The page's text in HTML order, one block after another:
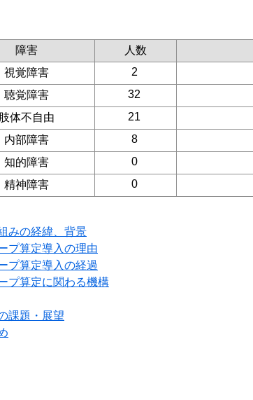
障害
人数
視覚障害
2
聴覚障害
32
肢体不自由
21
内部障害
8
知的障害
0
精神障害
0
みの経緯、背景
プ算定導入の理由
プ算定導入の経過
プ算定に関わる機構
課題・展望